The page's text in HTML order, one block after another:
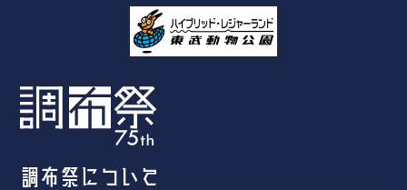
調布祭について